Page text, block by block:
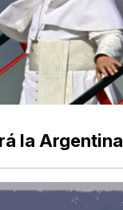
la Argentina